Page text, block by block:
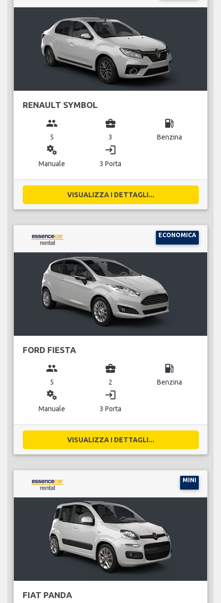
RENAULT SYMBOL
group
5
business_center
3
local_gas_station
Benzina
miscellaneous_services
Manuale
login
3 Porta
VISUALIZZA I DETTAGLI...
ECONOMICA
FORD FIESTA
group
5
business_center
2
local_gas_station
Benzina
miscellaneous_services
Manuale
login
3 Porta
VISUALIZZA I DETTAGLI...
MINI
FIAT PANDA